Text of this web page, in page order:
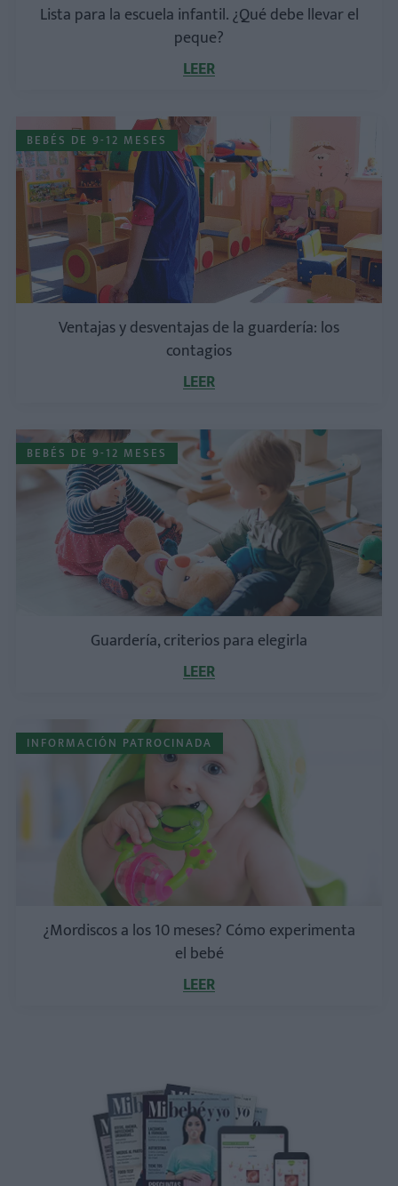
Lista para la escuela infantil. ¿Qué debe llevar el
peque?
LEER
BEBÉS DE 9-12 MESES
Ventajas y desventajas de la guardería: los
contagios
LEER
BEBÉS DE 9-12 MESES
Guardería, criterios para elegirla
LEER
INFORMACIÓN PATROCINADA
¿Mordiscos a los 10 meses? Cómo experimenta
el bebé
LEER